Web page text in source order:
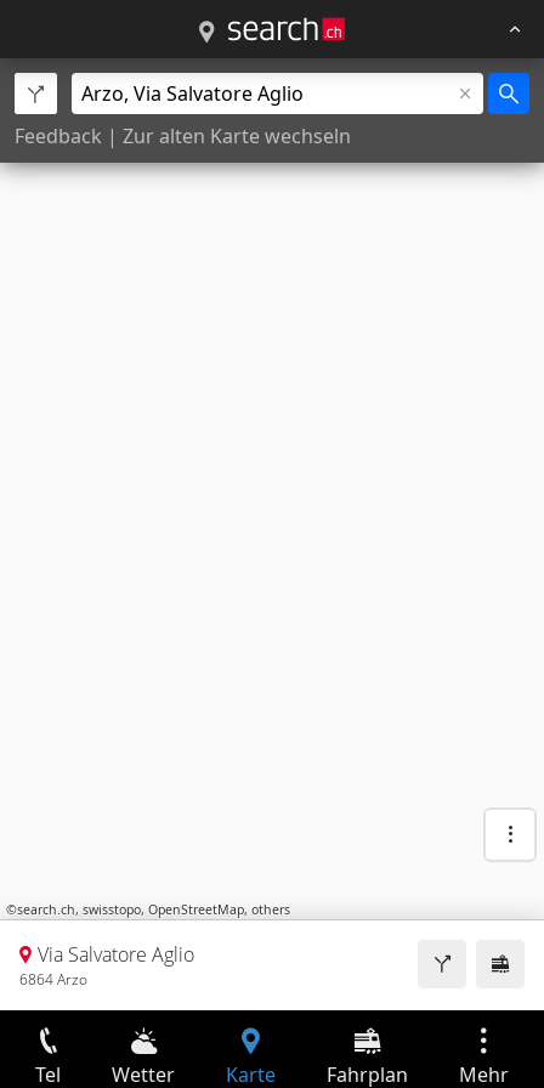
Feedback | Zur alten Karte wechseln
©search.ch, swisstopo, OpenStreetMap, others
Via Salvatore Aglio
6864 Arzo
Tel Wetter Karte Fahrplan Mehr